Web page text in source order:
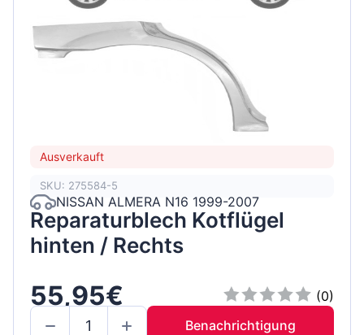
Ausverkauft
SKU: 275584-5
NISSAN ALMERA N16 1999-2007
Reparaturblech Kotflügel
hinten / Rechts
55,95€
(0)
Benachrichtigung